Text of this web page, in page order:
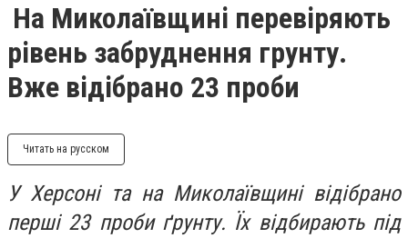
На Миколаївщині перевіряють
рівень забруднення грунту.
Вже відібрано 23 проби
Читать на русском
У Херсоні та на Миколаївщині відібрано
перші 23 проби ґрунту. Їх відбирають під